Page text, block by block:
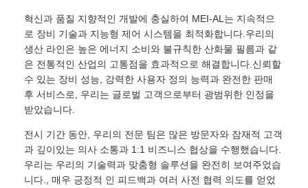
혁신과 품질 지향적인 개발에 충실하여 MEI-AL는 지속적으
로 장비 기술과 지능형 제어 시스템을 최적화합니다.우리의
생산 라인은 높은 에너지 소비와 불규칙한 산화물 필름과 같
은 전통적인 산업의 고통점을 효과적으로 해결합니다.신뢰할
수 있는 장비 성능, 강력한 사용자 정의 능력과 완전한 판매
후 서비스로, 우리는 글로벌 고객으로부터 광범위한 인정을
받았습니다.
전시 기간 동안, 우리의 전문 팀은 많은 방문자와 잠재적 고객
과 깊이있는 의사 소통과 1:1 비즈니스 협상을 수행했습니다.
우리는 우리의 기술력과 맞춤형 솔루션을 완전히 보여주었습
니다., 매우 긍정적 인 피드백과 여러 사전 협력 의도를 얻었